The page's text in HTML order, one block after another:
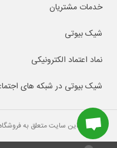
خدمات مشتریان
شیک بیوتی
نماد اعتماد الکترونیکی
شیک بیوتی در شبکه های
کلیه حقوق این سایت متعلق به